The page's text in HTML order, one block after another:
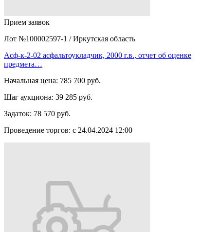
Прием заявок
Лот №100002597-1 / Иркутская область
Асф-к-2-02 асфальтоукладчик, 2000 г.в., отчет об оценке
предмета…
Начальная цена: 785 700 руб.
Шаг аукциона: 39 285 руб.
Задаток: 78 570 руб.
Проведение торгов: с 24.04.2024 12:00